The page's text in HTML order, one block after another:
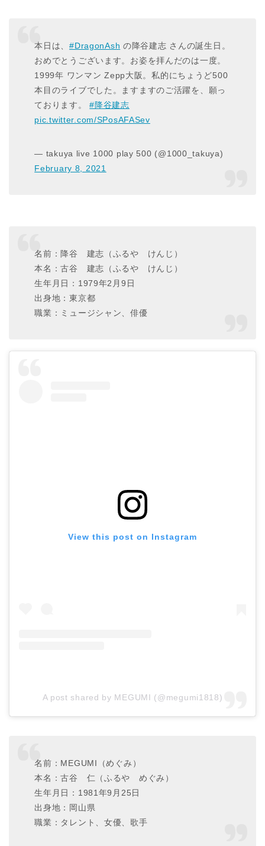
本日は、#DragonAsh の降谷建志 さんの誕生日。
おめでとうございます。お姿を拝んだのは一度。
1999年 ワンマン Zepp大阪。私的にちょうど500
本目のライブでした。ますますのご活躍を、願っ
ております。#降谷建志
pic.twitter.com/SPosAFASev
— takuya live 1000 play 500 (@1000_takuya)
February 8, 2021
名前：降谷 建志（ふるや けんじ）
本名：古谷 建志（ふるや けんじ）
生年月日：1979年2月9日
出身地：東京都
職業：ミュージシャン、俳優
View this post on Instagram
A post shared by MEGUMI (@megumi1818)
名前：MEGUMI（めぐみ）
本名：古谷 仁（ふるや めぐみ）
生年月日：1981年9月25日
出身地：岡山県
職業：タレント、女優、歌手